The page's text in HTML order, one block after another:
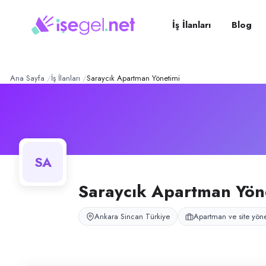
Apartman
Saraycık Apartman Yönetimi, Sincan, Ankara bölgesinde apartman ve
pozisyonlar
Apartman Görevlisi
İş İlanları Blog
Ana Sayfa İş İlanları Saraycık Apartman Yönetimi
SA
Saraycık Apartman
Ankara Sincan Türkiye Apartman ve site